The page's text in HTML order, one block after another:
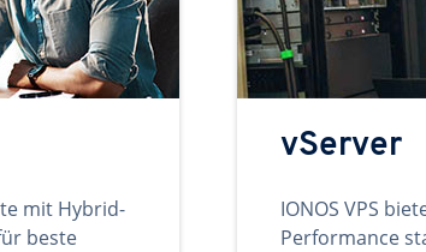
mit Hybrid-
beste
vServer
IONOS VPS
Performance